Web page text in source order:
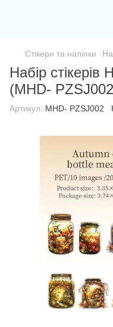
Стікери та наліпки
Набір
(MHD-
Артикул: MHD- PZSJ002